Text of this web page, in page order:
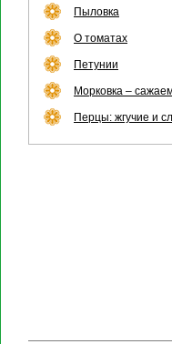
Пыловка
О томатах
Петунии
Морковка –
Перцы: жгучие и